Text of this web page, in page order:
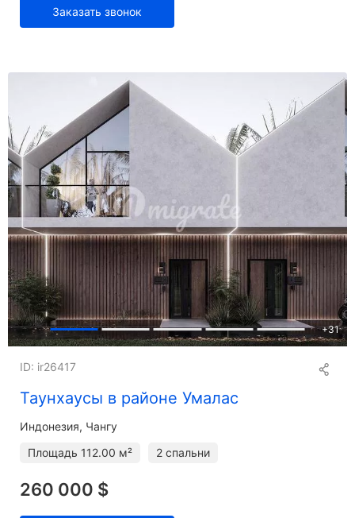
Заказать звонок
+31
Таунхаусы в районе Умалас
ID: ir26417
Индонезия, Чангу
Площадь 112.00 м² 2 спальни
260 000 $